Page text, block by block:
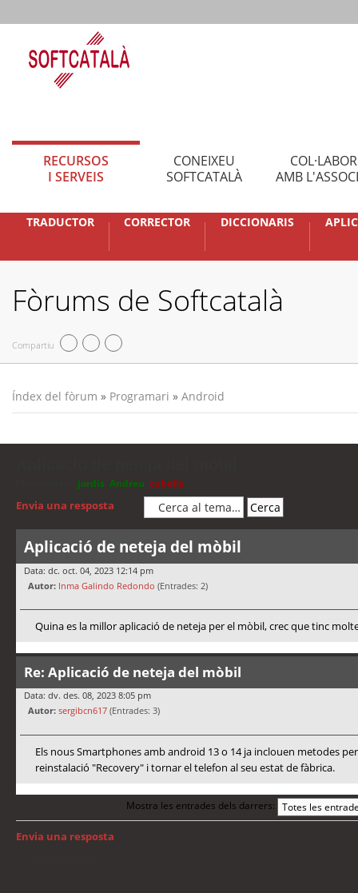
RECURSOS
I SERVEIS
CONEIXEU
SOFTCATALÀ
AMB
TRADUCTOR CORRECTOR DICCIONARIS
Fòrums de Softcatalà
Compartiu
Índex del fòrum » Programari » Android
jordis Andreu cubells
Envia una resposta
Aplicació de neteja del mòbil
Data: dc. oct. 04, 2023 12:14 pm
Autor: Inma Galindo Redondo (Entrades: 2)
Quina es la millor aplicació de neteja per el mòbil, crec que tinc
Re: Aplicació de neteja del mòbil
Data: dv. des. 08, 2023 8:05 pm
Autor: sergibcn617 (Entrades: 3)
Els nous Smartphones amb android 13 o 14 ja inclouen metodes
reinstalació "Recovery" i tornar el telefon al seu estat de fàbrica.
Mostra les entrades dels darrers:
Envia una resposta